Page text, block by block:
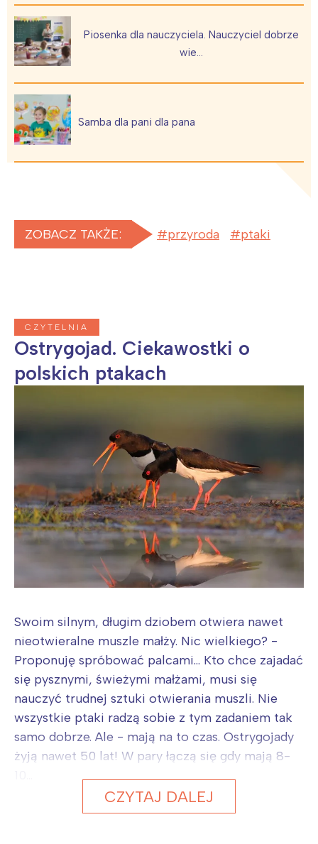
Piosenka dla nauczyciela. Nauczyciel dobrze
wie…
Samba dla pani dla pana
ZOBACZ TAKŻE: przyroda ptaki
CZYTELNIA
Ostrygojad. Ciekawostki o
polskich ptakach
Swoim silnym, długim dziobem otwiera nawet
nieotwieralne muszle małży. Nic wielkiego? -
Proponuję spróbować palcami... Kto chce zajadać
się pysznymi, świeżymi małżami, musi się
nauczyć trudnej sztuki otwierania muszli. Nie
wszystkie ptaki radzą sobie z tym zadaniem tak
samo dobrze. Ale - mają na to czas. Ostrygojady
żyją nawet 50 lat! W pary łączą się gdy mają 8-
CZYTAJ DALEJ
Trójmiasto
Poznań
Południe
Północ
Wybieram